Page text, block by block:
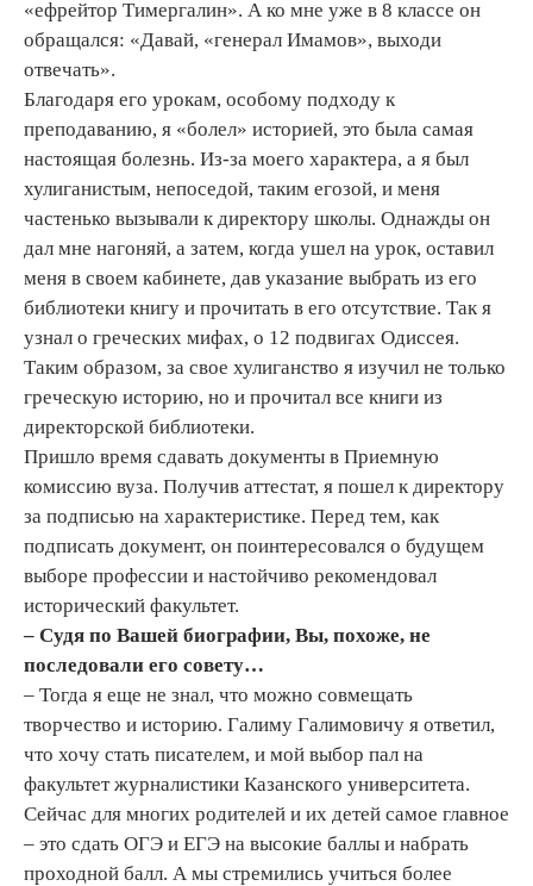
«ефрейтор Тимергалин». А ко мне уже в 8 классе он
обращался: «Давай, «генерал Имамов», выходи
отвечать».
Благодаря его урокам, особому подходу к
преподаванию, я «болел» историей, это была самая
настоящая болезнь. Из-за моего характера, а я был
хулиганистым, непоседой, таким егозой, и меня
частенько вызывали к директору школы. Однажды он
дал мне нагоняй, а затем, когда ушел на урок, оставил
меня в своем кабинете, дав указание выбрать из его
библиотеки книгу и прочитать в его отсутствие. Так я
узнал о греческих мифах, о 12 подвигах Одиссея.
Таким образом, за свое хулиганство я изучил не только
греческую историю, но и прочитал все книги из
директорской библиотеки.
Пришло время сдавать документы в Приемную
комиссию вуза. Получив аттестат, я пошел к директору
за подписью на характеристике. Перед тем, как
подписать документ, он поинтересовался о будущем
выборе профессии и настойчиво рекомендовал
исторический факультет.
– Судя по Вашей биографии, Вы, похоже, не
последовали его совету…
– Тогда я еще не знал, что можно совмещать
творчество и историю. Галиму Галимовичу я ответил,
что хочу стать писателем, и мой выбор пал на
факультет журналистики Казанского университета.
Сейчас для многих родителей и их детей самое главное
– это сдать ОГЭ и ЕГЭ на высокие баллы и набрать
проходной балл. А мы стремились учиться более